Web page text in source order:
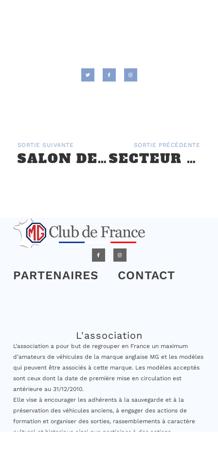
SORTIE SUIVANTE
SALON DE BESANÇON : 1ERE PARTICIPATION DU MG CLUB DE FRANCE
SORTIE PRÉCÉDENTE
SECTEUR EST – SUD EST : SALON DE CHAMBÉRY LES 4 ET 5 DÉCEMBRE 2021
PARTENAIRES CONTACT
L'association
L’association a pour but de regrouper en France un maximum
d’amateurs de véhicules de la marque anglaise MG et les modèles
qui peuvent être associés à cette marque. Les modèles acceptés
sont ceux dont la date de première mise en circulation est
antérieure au 31/12/2010.
Elle vise à encourager les adhérents à la sauvegarde et à la
préservation des véhicules anciens, à engager des actions de
formation et organiser des sorties, rassemblements à caractère
culturel et historique ainsi que participer à des actions